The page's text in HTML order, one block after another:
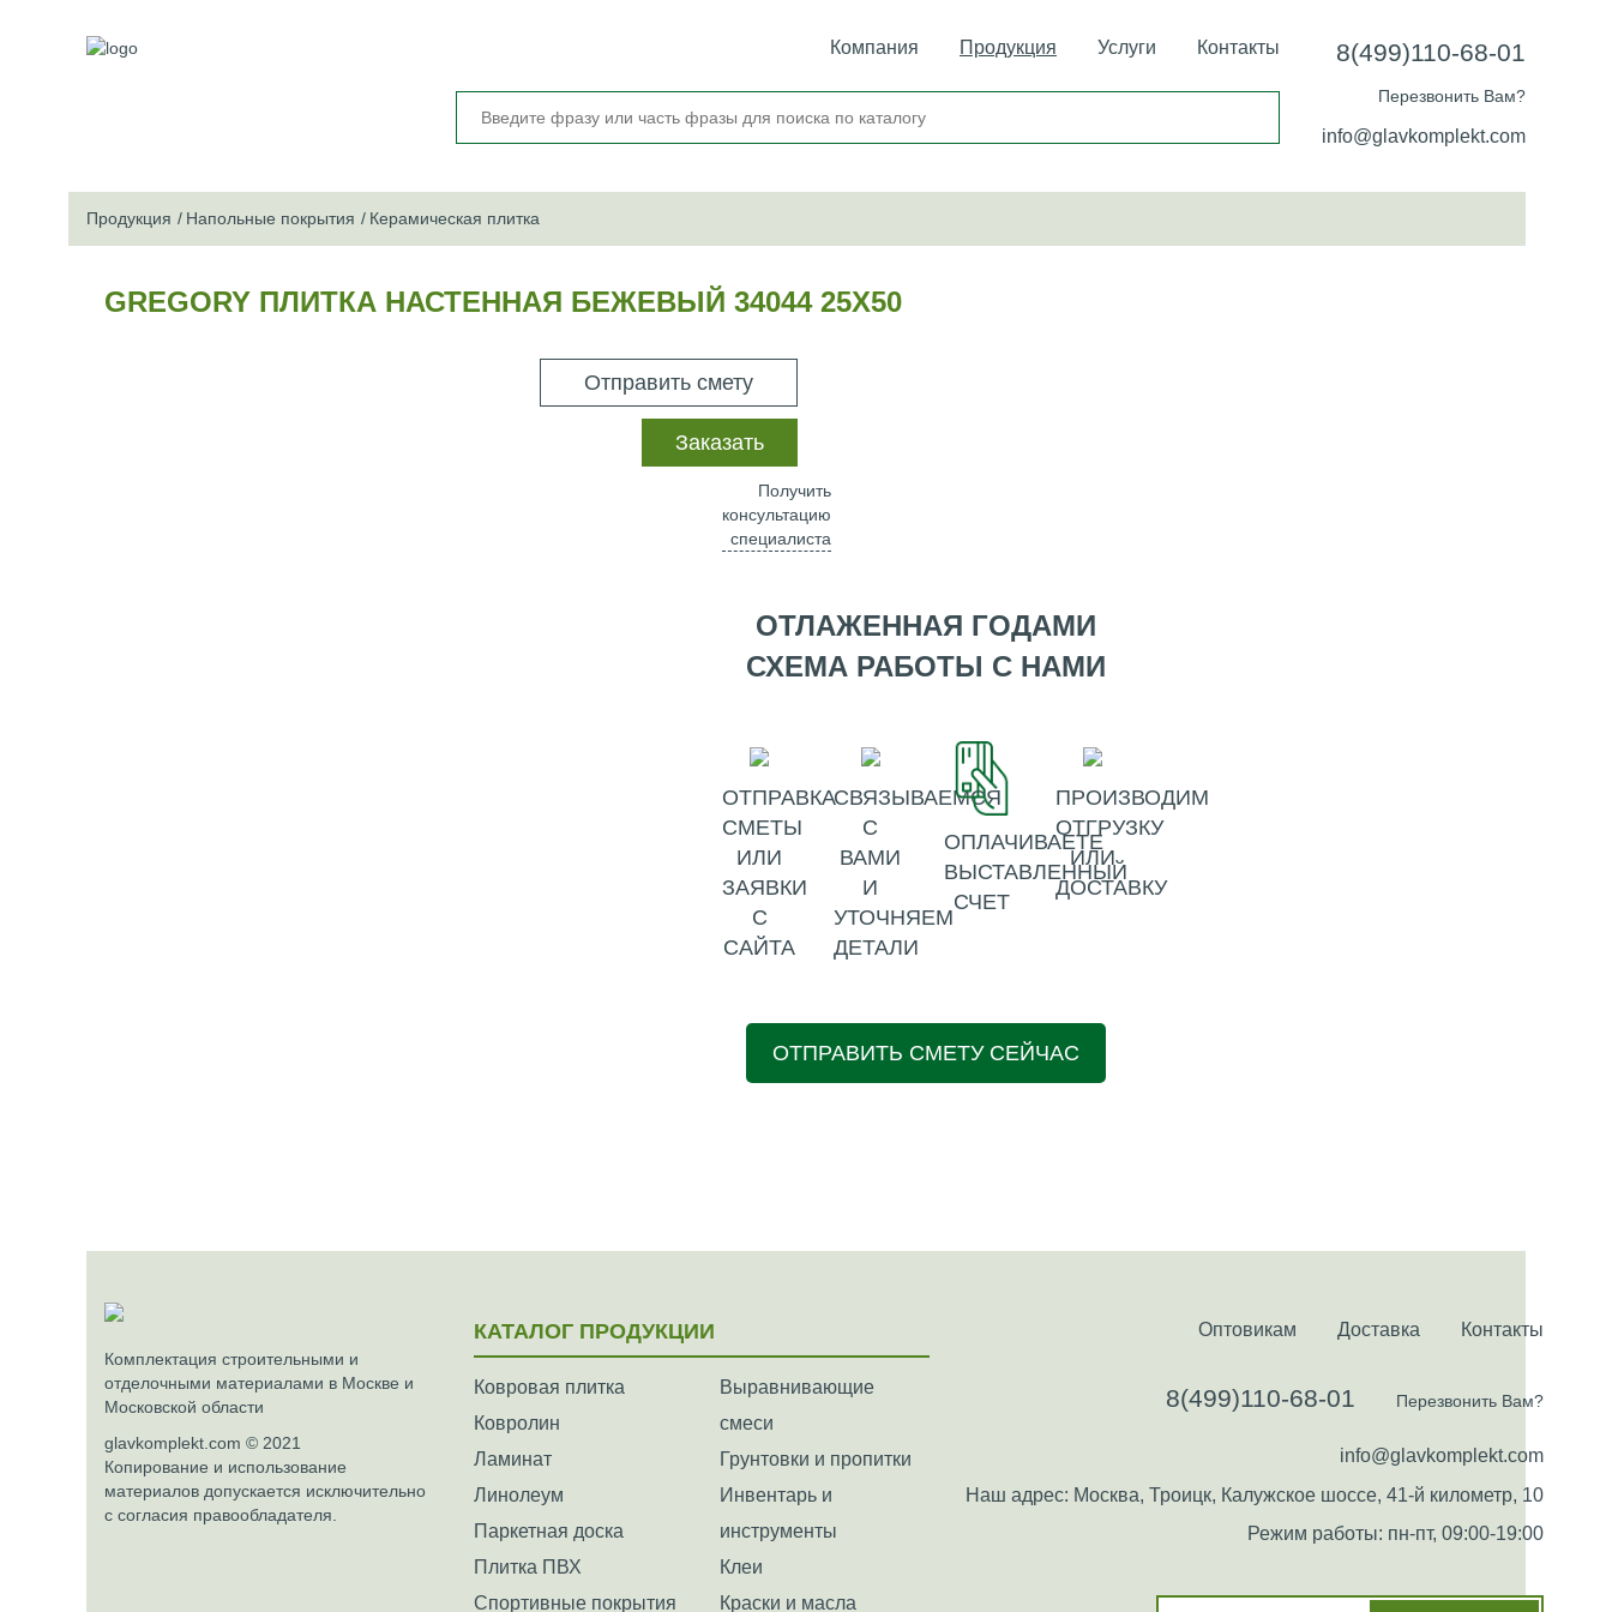
Компания Продукция Услуги Контакты 8(499)110-68-01
Перезвонить Вам?
info@glavkomplekt.com
Продукция Напольные покрытия Керамическая плитка
GREGORY ПЛИТКА НАСТЕННАЯ БЕЖЕВЫЙ 34044 25Х50
Отправить смету
Заказать
Получить
консультацию
специалиста
ОТЛАЖЕННАЯ ГОДАМИ
СХЕМА РАБОТЫ С НАМИ
ОТПРАВКА
СМЕТЫ
ИЛИ
ЗАЯВКИ
С
САЙТА
СВЯЗЫВАЕМСЯ
С
ВАМИ
И
УТОЧНЯЕМ
ДЕТАЛИ
ОПЛАЧИВАЕТЕ
ВЫСТАВЛЕННЫЙ
СЧЕТ
ПРОИЗВОДИМ
ОТГРУЗКУ
ИЛИ
ДОСТАВКУ
ОТПРАВИТЬ СМЕТУ СЕЙЧАС
Комплектация строительными и
отделочными материалами в Москве и
Московской области
glavkomplekt.com © 2021
Копирование и использование
материалов допускается исключительно
с согласия правообладателя.
КАТАЛОГ ПРОДУКЦИИ
Ковровая плитка
Ковролин
Ламинат
Линолеум
Паркетная доска
Плитка ПВХ
Спортивные покрытия
Выравнивающие
смеси
Грунтовки и пропитки
Инвентарь и
инструменты
Клеи
Краски и масла
Оптовикам Доставка Контакты
8(499)110-68-01 Перезвонить Вам?
info@glavkomplekt.com
Наш адрес: Москва, Троицк, Калужское шоссе, 41-й километр, 10
Режим работы: пн-пт, 09:00-19:00